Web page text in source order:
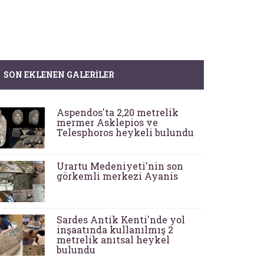
SON EKLENEN GALERILER
Aspendos'ta 2,20 metrelik
mermer Asklepios ve
Telesphoros heykeli bulundu
Urartu Medeniyeti'nin son
görkemli merkezi Ayanis
Sardes Antik Kenti'nde yol
inşaatında kullanılmış 2
metrelik anıtsal heykel
bulundu